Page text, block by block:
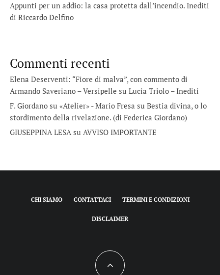
Appunti per un addio: la casa protetta dall’incendio. Inediti
di Riccardo Delfino
Commenti recenti
Elena Deserventi: “Fiore di malva”, con commento di
Armando Saveriano – Versipelle su Lucia Triolo – Inediti
F. Giordano su «Atelier» - Mario Fresa su Bestia divina, o lo
stordimento della rivelazione. (di Federica Giordano)
GIUSEPPINA LESAsu AVVISO IMPORTANTE
CHI SIAMO CONTATTACI TERMINI E CONDIZIONI
DISCLAIMER